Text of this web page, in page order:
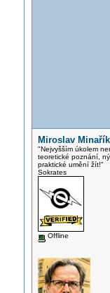
Miroslav Minařík
"Nejvyšším úkolem
teoretické poznání,
praktické umění žít!"
Sokrates
Offline